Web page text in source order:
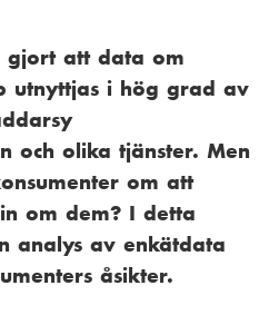
gjort att data om
utnyttjas i hög grad av
och olika tjänster. Men
om att
om dem? I detta
analys av enkätdata
åsikter.